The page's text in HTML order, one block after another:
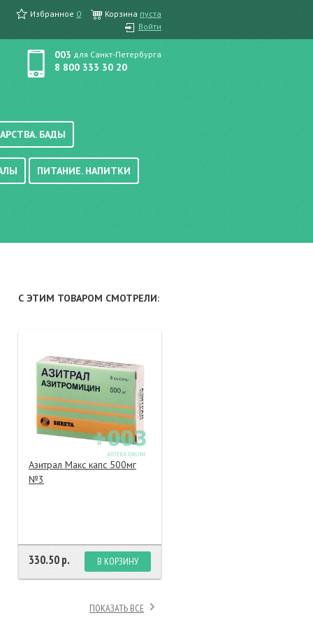
Избранное 0 Корзина пуста
Войти
003 для Санкт-Петербурга
8 800 333 30 20
краска для волос
БАДЫ
ПИТАНИЕ. НАПИТКИ
биомороженое
С ЭТИМ ТОВАРОМ СМОТРЕЛИ:
Азитрал Макс капс 500мг
№3
330.50 р. В КОРЗИНУ
ПОКАЗАТЬ ВСЕ